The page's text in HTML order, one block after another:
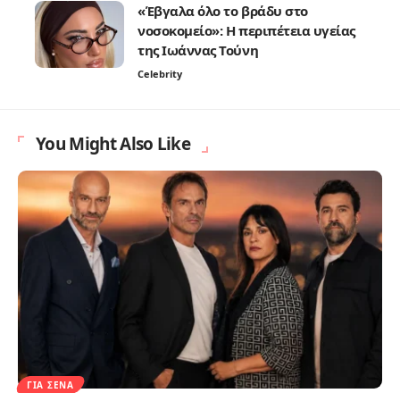
«Έβγαλα όλο το βράδυ στο
νοσοκομείο»: Η περιπέτεια υγείας
της Ιωάννας Τούνη
Celebrity
You Might Also Like
ΓΙΑ ΣΈΝΑ